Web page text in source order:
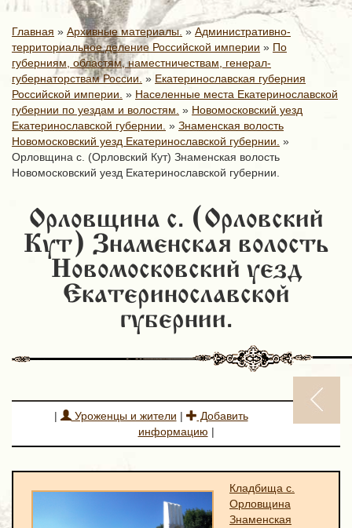
Главная » Архивные материалы.» Административно-
территориальное деление Российской империи » По
губерниям, областям, наместничествам, генерал-
губернаторствам России. » Екатеринославская губерния
Российской империи. » Населенные места Екатеринославской
губернии по уездам и волостям. » Новомосковский уезд
Екатеринославской губернии. » Знаменская волость
Новомосковский уезд Екатеринославской губернии. »
Орловщина с. (Орловский Кут) Знаменская волость
Новомосковский уезд Екатеринославской губернии.
Орловщина с. (Орловский
Кут) Знаменская волость
Новомосковский уезд
Екатеринославской
губернии.
| Уроженцы и жители |
Добавить
информацию |
Кладбища с.
Орловщина
Знаменская